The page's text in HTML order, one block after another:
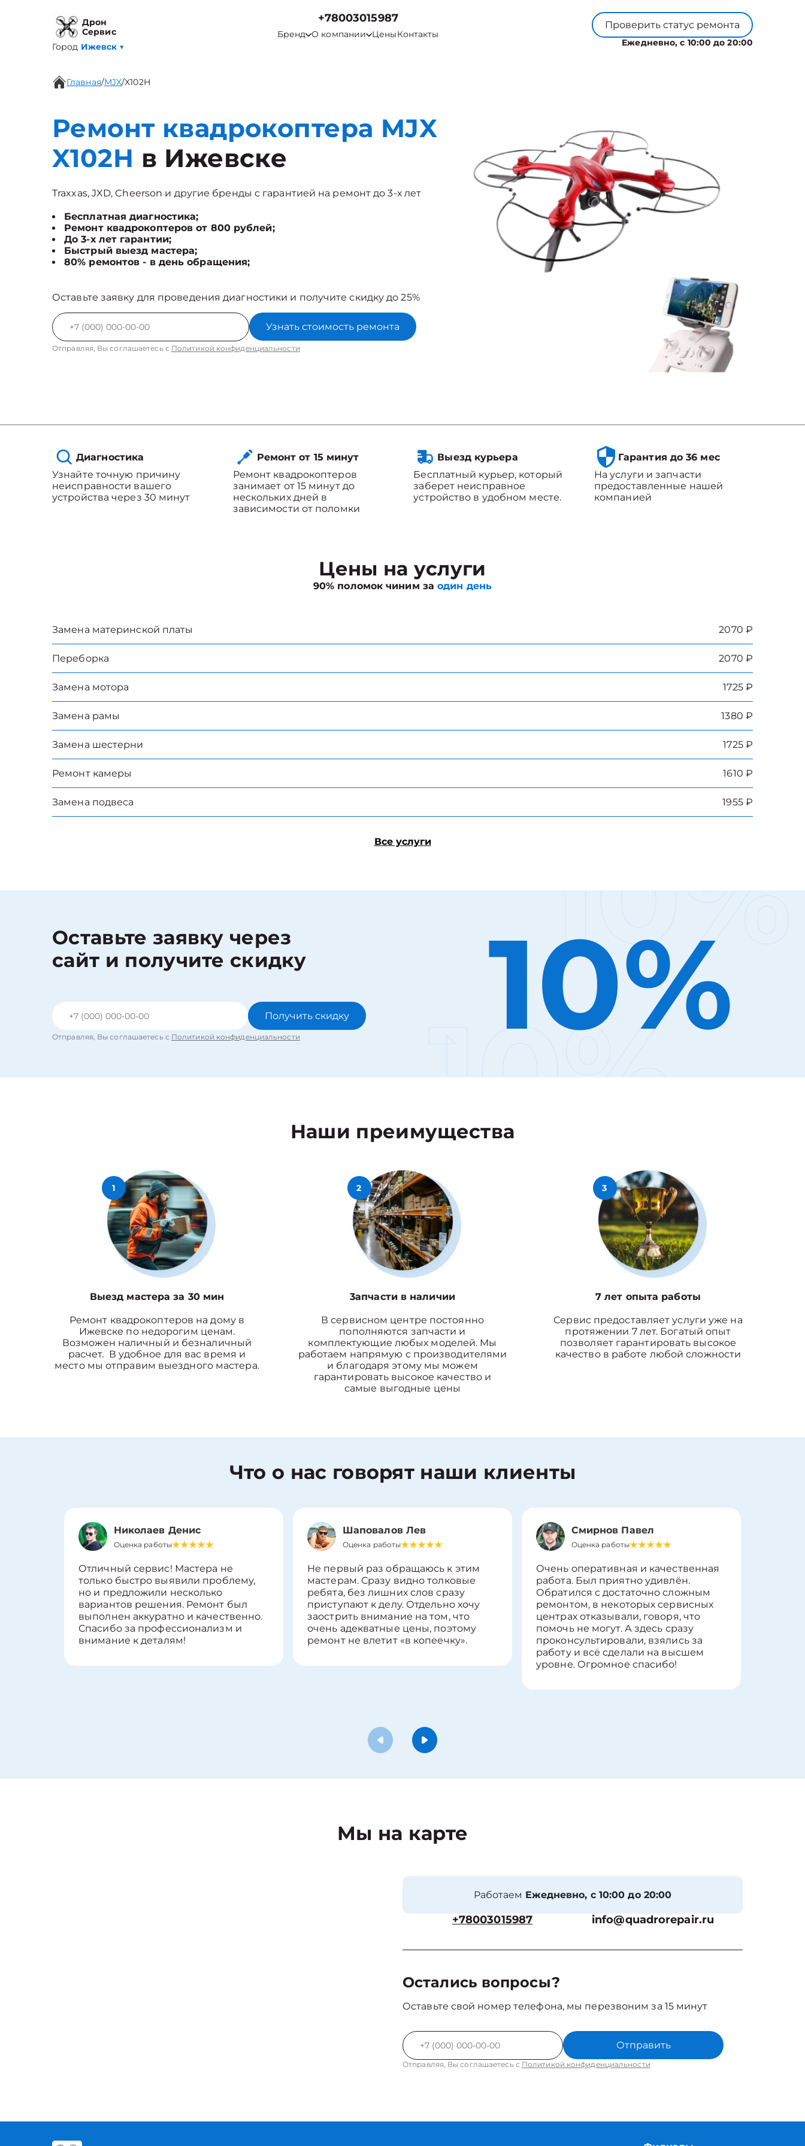
Дрон
Сервис
Город Ижевск ▼
+78003015987
Бренд О компании ЦеныКонтакты
Проверить статус ремонта
Ежедневно, с 10:00 до 20:00
Главная/MJX/X102H
Ремонт квадрокоптера MJX
X102H в Ижевске
Traxxas, JXD, Cheerson и другие бренды с гарантией на ремонт до 3-х лет
Бесплатная диагностика;
Ремонт квадрокоптеров от 800 рублей;
До 3-х лет гарантии;
Быстрый выезд мастера;
80% ремонтов - в день обращения;
Оставьте заявку для проведения диагностики и получите скидку до 25%
Узнать стоимость ремонта
Отправляя, Вы соглашаетесь с Политикой конфиденциальности
Диагностика
Узнайте точную причину
неисправности вашего
устройства через 30 минут
Ремонт от 15 минут
Ремонт квадрокоптеров
занимает от 15 минут до
нескольких дней в
зависимости от поломки
Выезд курьера
Бесплатный курьер, который
заберет неисправное
устройство в удобном месте.
Гарантия до 36 мес
На услуги и запчасти
предоставленные нашей
компанией
Цены на услуги
90% поломок чиним заодин день
Замена материнской платы 2070 ₽
Переборка 2070 ₽
Замена мотора 1725 ₽
Замена рамы 1380 ₽
Замена шестерни 1725 ₽
Ремонт камеры 1610 ₽
Замена подвеса 1955 ₽
Все услуги
Оставьте заявку через
сайт и получите скидку
Получить скидку
Отправляя, Вы соглашаетесь с Политикой конфиденциальности 10%
10%
10%
Наши преимущества
1
Выезд мастера за 30 мин
Ремонт квадрокоптеров на дому в
Ижевске по недорогим ценам.
Возможен наличный и безналичный
расчет. В удобное для вас время и
место мы отправим выездного мастера.
2
3апчасти в наличии
В сервисном центре постоянно
пополняются запчасти и
комплектующие любых моделей. Мы
работаем напрямую с производителями
и благодаря этому мы можем
гарантировать высокое качество и
самые выгодные цены
3
7 лет опыта работы
Сервис предоставляет услуги уже на
протяжении 7 лет. Богатый опыт
позволяет гарантировать высокое
качество в работе любой сложности
Что о нас говорят наши клиенты
Николаев Денис
Оценка работы
Отличный сервис! Мастера не
только быстро выявили проблему,
но и предложили несколько
вариантов решения. Ремонт был
выполнен аккуратно и качественно.
Спасибо за профессионализм и
внимание к деталям!
Шаповалов Лев
Оценка работы
Не первый раз обращаюсь к этим
мастерам. Сразу видно толковые
ребята, без лишних слов сразу
приступают к делу. Отдельно хочу
заострить внимание на том, что
очень адекватные цены, поэтому
ремонт не влетит «в копеечку».
Смирнов Павел
Оценка работы
Очень оперативная и качественная
работа. Был приятно удивлён.
Обратился с достаточно сложным
ремонтом, в некоторых сервисных
центрах отказывали, говоря, что
помочь не могут. А здесь сразу
проконсультировали, взялись за
работу и всё сделали на высшем
уровне. Огромное спасибо!
Мы на карте
Работаем Ежедневно, с 10:00 до 20:00
+78003015987 info@quadrorepair.ru
Остались вопросы?
Оставьте свой номер телефона, мы перезвоним за 15 минут
Отправить
Отправляя, Вы соглашаетесь с Политикой конфиденциальности